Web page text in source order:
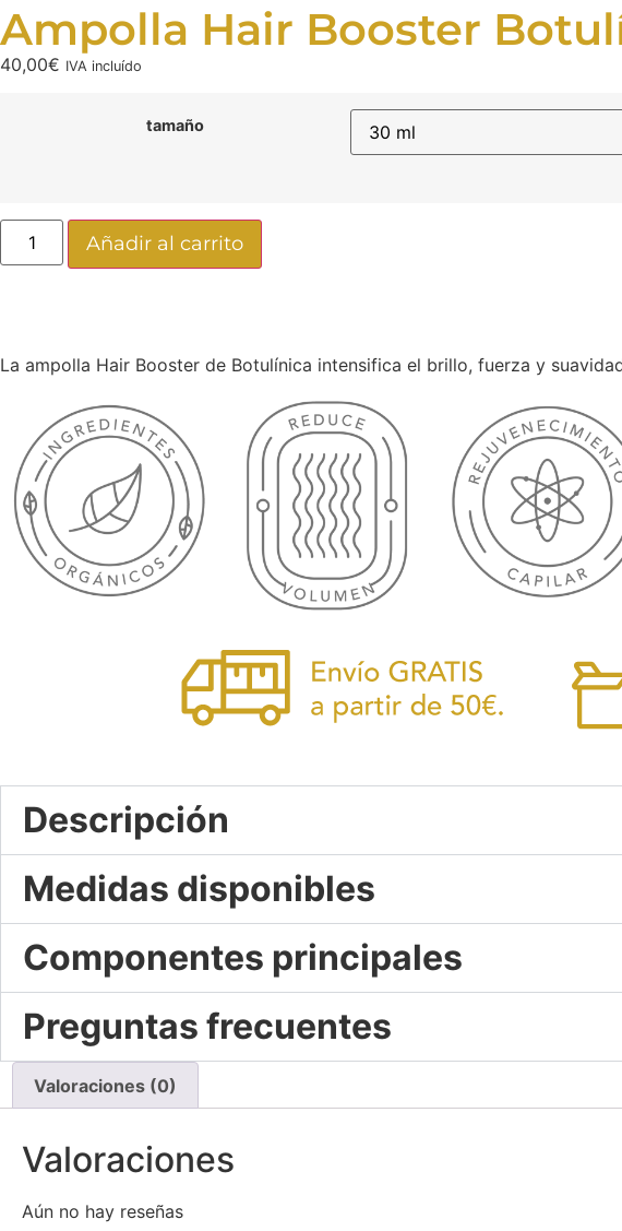
Ampolla Hair Booster
40,00€ IVA incluído
tamaño
Añadir al carrito
La ampolla Hair Booster de Botulínica intensifica el brillo, fuerza y
Descripción
Medidas disponibles
Componentes principales
Preguntas frecuentes
Valoraciones (0)
Valoraciones
Aún no hay reseñas